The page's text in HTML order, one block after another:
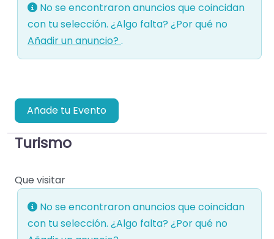
No se encontraron anuncios que coincidan
con tu selección. ¿Algo falta? ¿Por qué no
Añadir un anuncio? .
Añade tu Evento
Turismo
Que visitar
No se encontraron anuncios que coincidan
con tu selección. ¿Algo falta? ¿Por qué no